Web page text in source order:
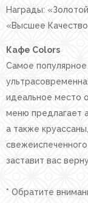
Награды:
«Высшее
Кафе Colors
Самое
идеальное место
меню предлагает
а также
заставит вас
* Обратите